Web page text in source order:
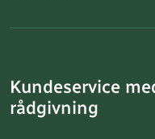
Kundeservice
rådgivning